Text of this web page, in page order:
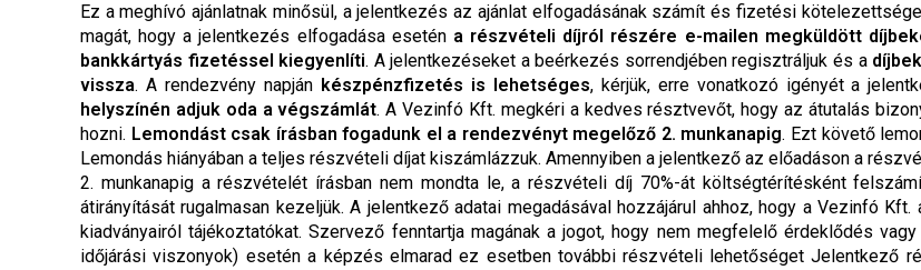
Ez a meghívó ajánlatnak minősül, a jelentkezés az ajánlat elfogadásának számít és fizetési
magát, hogy a jelentkezés elfogadása esetén a részvételi díjról részére e-mailen megküldött
bankkártyás fizetéssel kiegyenlíti. A jelentkezéseket a beérkezés sorrendjében regisztráljuk és a
vissza. A rendezvény napján készpénzfizetés is lehetséges, kérjük, erre vonatkozó igényét a
helyszínén adjuk oda a végszámlát. A Vezinfó Kft. megkéri a kedves résztvevőt, hogy az átutalás
hozni. Lemondást csak írásban fogadunk el a rendezvényt megelőző 2. munkanapig. Ezt követő
Lemondás hiányában a teljes részvételi díjat kiszámlázzuk. Amennyiben a jelentkező az előadáson a
2. munkanapig a részvételét írásban nem mondta le, a részvételi díj 70%-át költségtérítésként
átirányítását rugalmasan kezeljük. A jelentkező adatai megadásával hozzájárul ahhoz, hogy a Vezinfó
kiadványairól tájékoztatókat. Szervező fenntartja magának a jogot, hogy nem megfelelő érdeklődés
időjárási viszonyok) esetén a képzés elmarad ez esetben további részvételi lehetőséget Jelentkező